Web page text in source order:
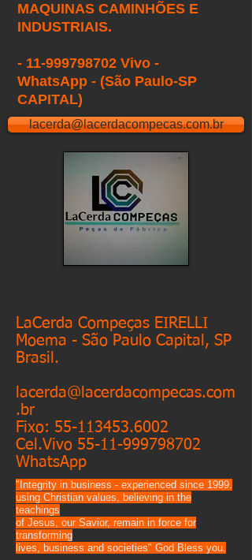
MAQUINAS CAMINHÕES E
INDUSTRIAIS.
- 11-999798702 Vivo -
WhatsApp - (São Paulo-SP
CAPITAL)
lacerda@lacerdacompecas.com.br
LaCerda Compeças EIRELLI
Moema - São Paulo Capital, SP
Brasil.
lacerda@lacerdacompecas.com
.br
Fixo: 55-113453.6002
Cel.Vivo 55-11-999798702
WhatsApp
"Integrity in business - experienced since 1999.
using Christian values, believing in the
teachings
of Jesus, our Savior, remain in force for
transforming
lives, business and societies" God Bless you.